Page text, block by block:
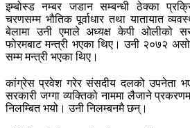
इम्बोस्ड नम्बर जडान सम्बन्धी ठेक्का
चरणसम्म भौतिक पूर्वाधार तथा यातायात
बेलामा उनी एमाले अध्यक्ष केपी ओलीको
फोरमबाट मन्त्री भएका थिए। उनी २०७२
सम्म मन्त्री भएका थिए।
कांग्रेस प्रवेश गरेर संसदीय दलको उपनेता
सरकारी जग्गा व्यक्तिको नाममा लैजाने
निलम्बित भयो। उनी निलम्बनमै छन्।